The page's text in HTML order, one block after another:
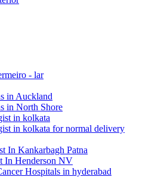
- lar
in Auckland
in North Shore
in kolkata
in kolkata for normal delivery
In Kankarbagh Patna
In Henderson NV
Hospitals in hyderabad